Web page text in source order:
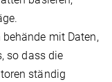
mit Daten,
so dass die
ständig